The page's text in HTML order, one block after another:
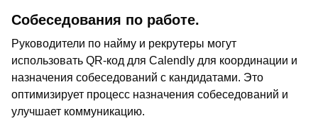
Собеседования по работе.
Руководители по найму и рекрутеры могут
использовать QR-код для Calendly для координации и
назначения собеседований с кандидатами. Это
оптимизирует процесс назначения собеседований и
улучшает коммуникацию.